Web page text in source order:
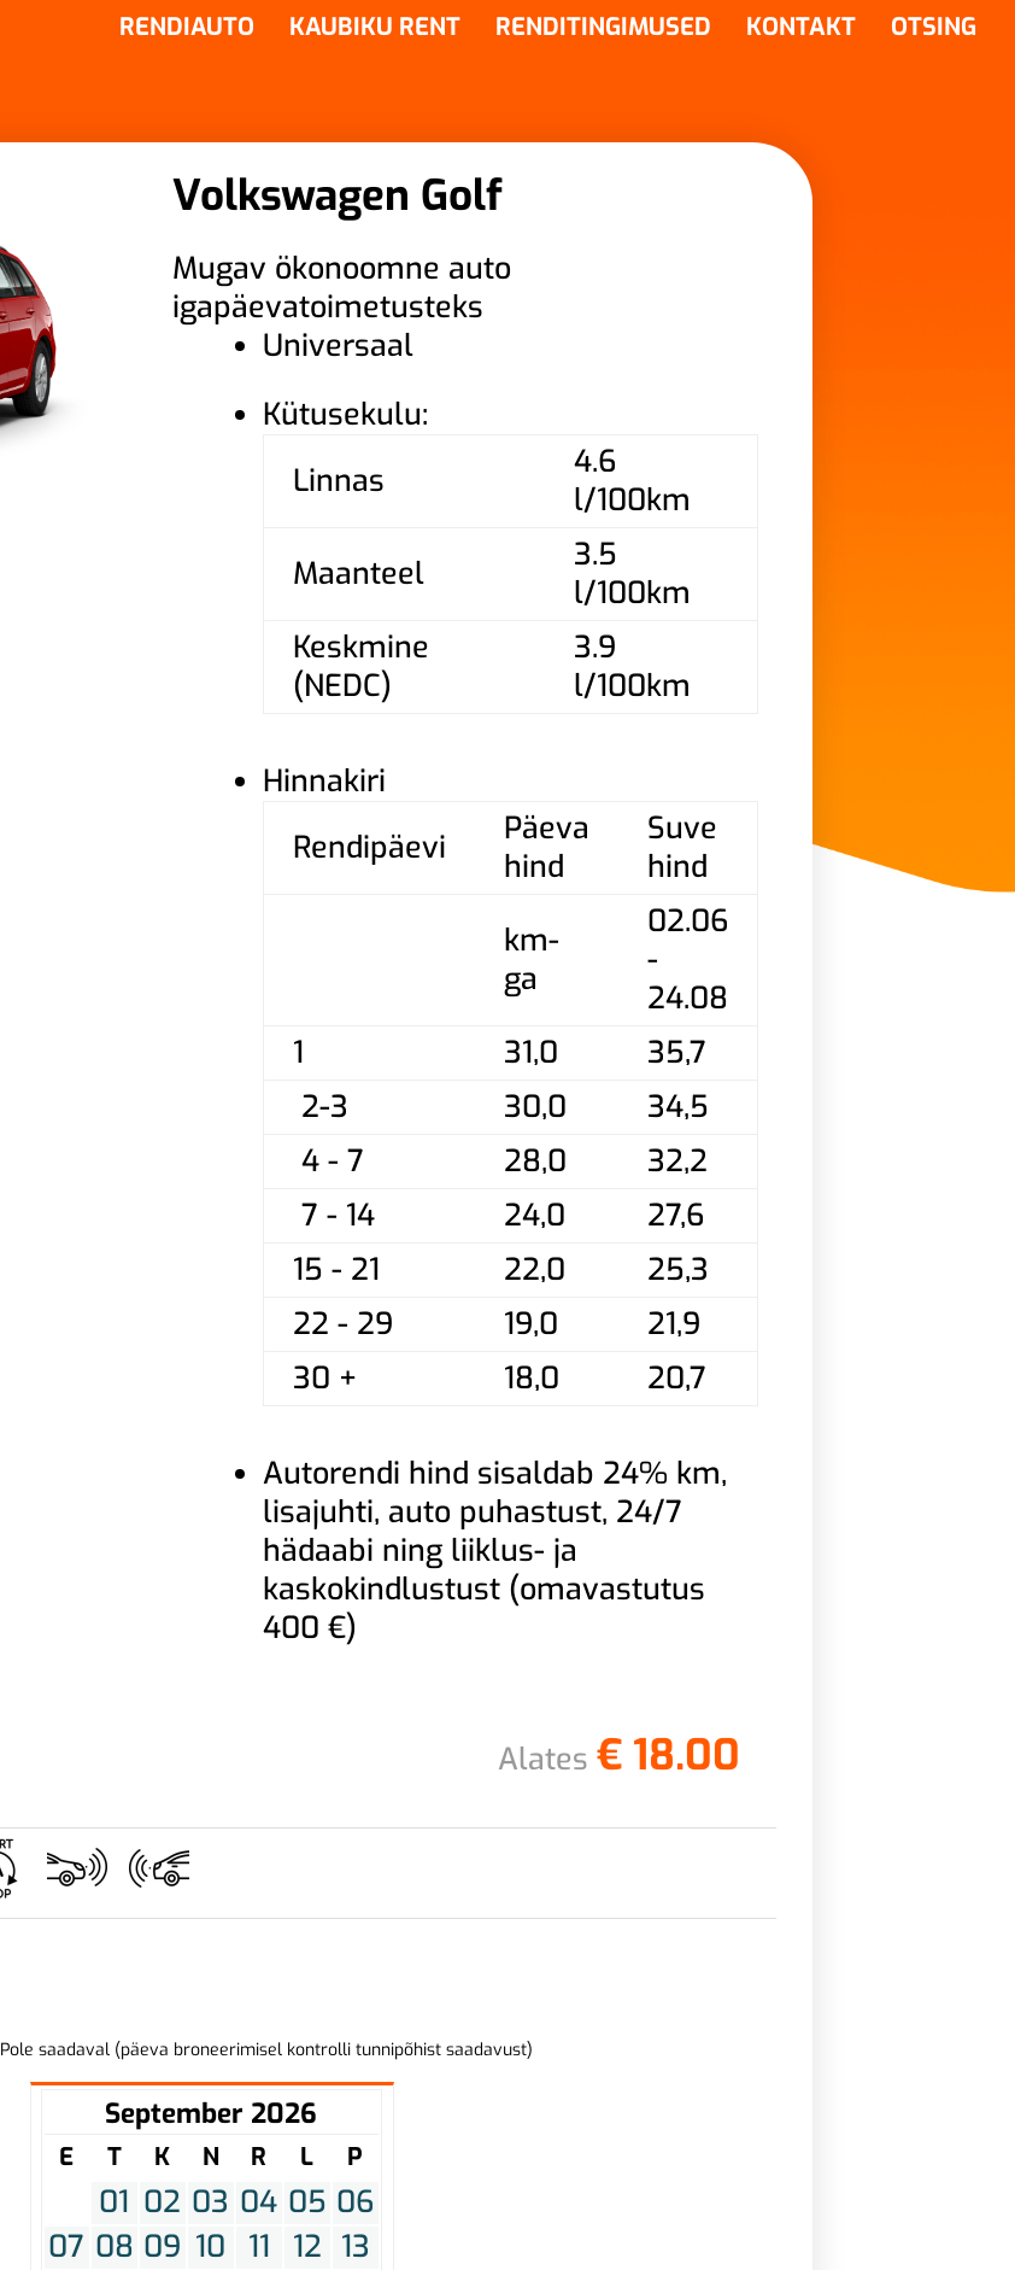
RENDIAUTO KAUBIKU RENT RENDITINGIMUSED KONTAKT OTSING
Volkswagen Golf
Mugav ökonoomne auto
igapäevatoimetusteks
Universaal
Kütusekulu:
Linnas
4.6
l/100km
Maanteel
3.5
l/100km
Keskmine
(NEDC)
3.9
l/100km
Hinnakiri
Rendipäevi
Päeva
hind
Suve
hind
km-
ga
02.06
-
24.08
1
31,0
35,7
2-3
30,0
34,5
4 - 7
28,0
32,2
7 - 14
24,0
27,6
15 - 21
22,0
25,3
22 - 29
19,0
21,9
30 +
18,0 20,7
Autorendi hind sisaldab 24% km,
lisajuhti, auto puhastust, 24/7
hädaabi ning liiklus- ja
kaskokindlustust (omavastutus
400 €)
Alates € 18.00
Pole saadaval (päeva broneerimisel kontrolli tunnipõhist saadavust)
September 2026
E T K N R L P
01 02 03 04 05 06
07 08 09 10 11 12 13